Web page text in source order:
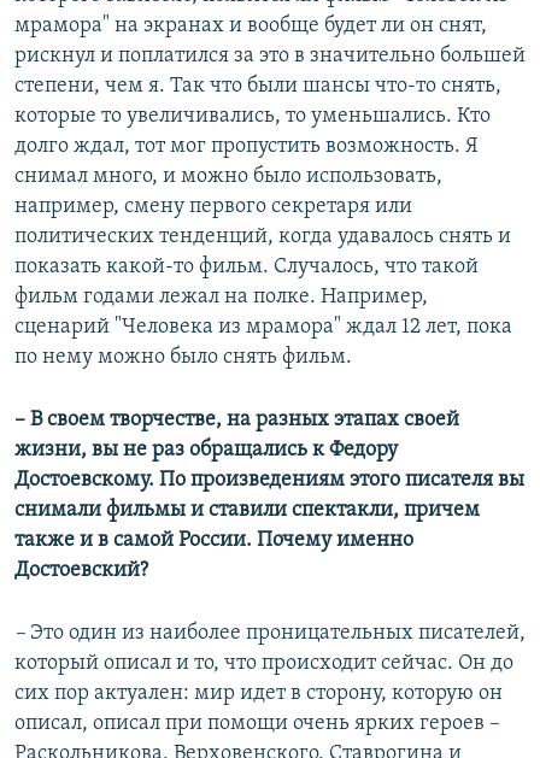
мрамора" на экранах и вообще будет ли он снят,
рискнул и поплатился за это в значительно большей
степени, чем я. Так что были шансы что-то снять,
которые то увеличивались, то уменьшались. Кто
долго ждал, тот мог пропустить возможность. Я
снимал много, и можно было использовать,
например, смену первого секретаря или
политических тенденций, когда удавалось снять и
показать какой-то фильм. Случалось, что такой
фильм годами лежал на полке. Например,
сценарий "Человека из мрамора" ждал 12 лет, пока
по нему можно было снять фильм.
– В своем творчестве, на разных этапах своей
жизни, вы не раз обращались к Федору
Достоевскому. По произведениям этого писателя вы
снимали фильмы и ставили спектакли, причем
также и в самой России. Почему именно
Достоевский?
– Это один из наиболее проницательных писателей,
который описал и то, что происходит сейчас. Он до
сих пор актуален: мир идет в сторону, которую он
описал, описал при помощи очень ярких героев –